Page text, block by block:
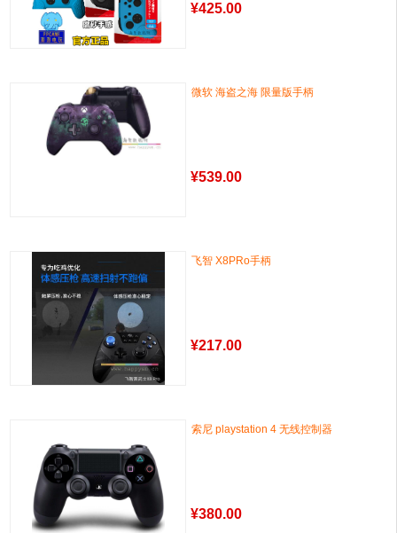
¥425.00
微软 海盗之海 限量版手柄
¥539.00
飞智 X8PRo手柄
¥217.00
索尼 playstation 4 无线控制器
¥380.00